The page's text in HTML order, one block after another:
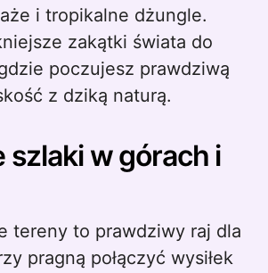
i tropikalne dżungle.
zakątki świata do
poczujesz prawdziwą
z dziką naturą.
szlaki w górach i
tereny to prawdziwy raj dla
pragną połączyć wysiłek